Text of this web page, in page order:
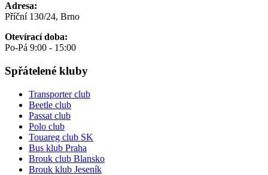
Adresa:
Příční 130/24, Brno
Otevírací doba:
Po-Pá 9:00 - 15:00
Spřátelené kluby
Transporter club
Beetle club
Passat club
Polo club
Touareg club SK
Bus klub Praha
Brouk club Blansko
Brouk klub Jeseník